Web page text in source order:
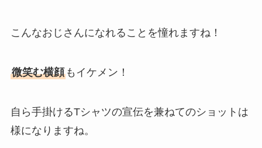
こんなおじさんになれることを憧れますね！
微笑む横顔もイケメン！
自ら手掛けるTシャツの宣伝を兼ねてのショットは
様になりますね。